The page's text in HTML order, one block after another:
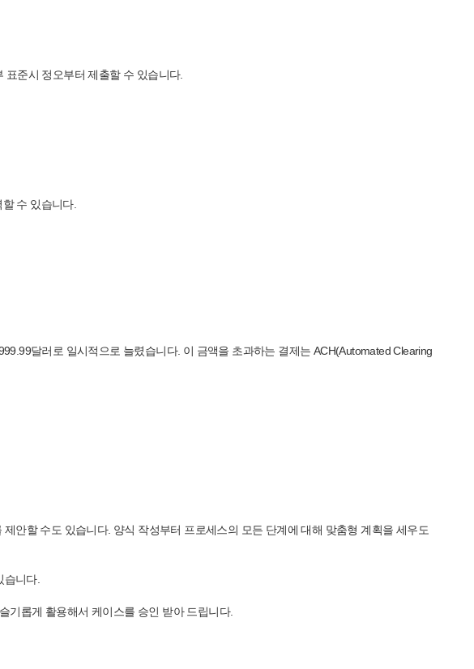
준시 정오부터 제출할 수 있습니다.
수 있습니다.
달러로 일시적으로 늘렸습니다. 이 금액을 초과하는 결제는 ACH(Automated Clearing
안할 수도 있습니다. 양식 작성부터 프로세스의 모든 단계에 대해 맞춤형 계획을 세우도
니다.
기롭게 활용해서 케이스를 승인 받아 드립니다.